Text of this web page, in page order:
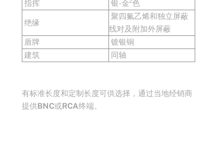
指挥
银-金²色
绝缘
聚四氟乙烯和独立屏蔽
线对及附加外屏蔽
盾牌
镀银铜
建筑
同轴
有标准长度和定制长度可供选择，通过当地经销商
提供BNC或RCA终端。